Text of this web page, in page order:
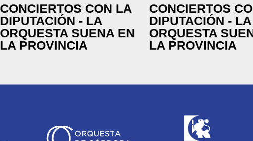
CONCIERTOS CON LA
DIPUTACIÓN - LA
ORQUESTA SUENA EN
LA PROVINCIA
CONCIERTOS
DIPUTACIÓN - LA
ORQUESTA
LA PROVINCIA